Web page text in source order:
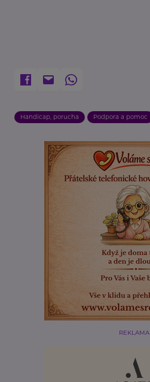
Handicap, porucha Podpora a pomoc
REKLAMA